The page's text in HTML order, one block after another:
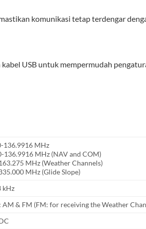
komunikasi tetap terdengar
USB untuk mempermudah
136.9916 MHz
136.9916 MHz (NAV and COM)
MHz (Weather Channels)
MHz (Glide Slope)
kHz
AM & FM (FM: for receiving the Weather